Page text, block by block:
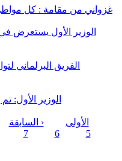
غزواني من مقامة : كل
الوزير الأول يستعرض
الفريق البرلماني
« الأولى ‹ السابقة
5
6
7